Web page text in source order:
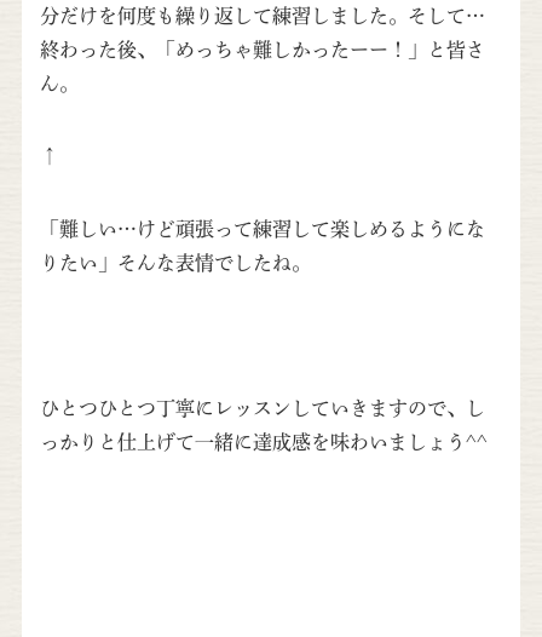
分だけを何度も繰り返して練習しました。そして…
終わった後、「めっちゃ難しかったーー！」と皆さ
ん。
↑
「難しい…けど頑張って練習して楽しめるようにな
りたい」そんな表情でしたね。
ひとつひとつ丁寧にレッスンしていきますので、し
っかりと仕上げて一緒に達成感を味わいましょう^^